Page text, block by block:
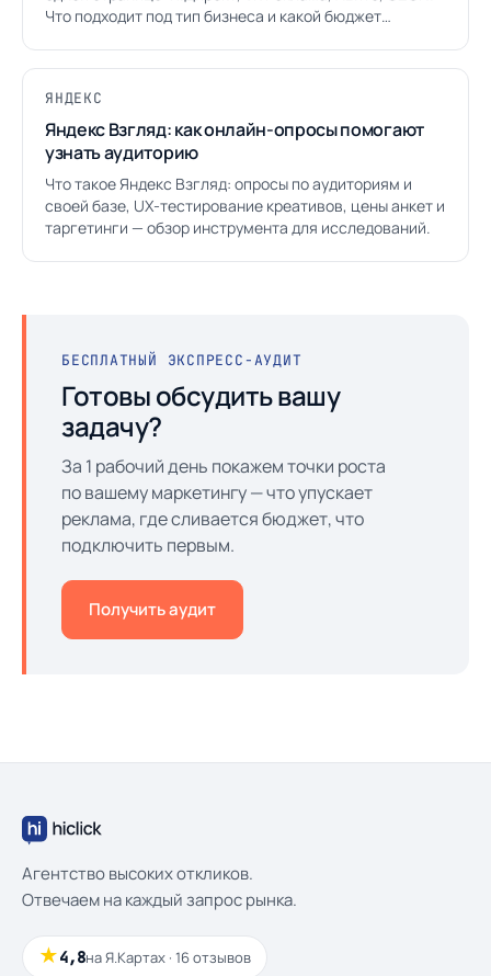
Что подходит под тип бизнеса и какой бюджет
ЯНДЕКС
Яндекс Взгляд: как онлайн-опросы помогают
узнать аудиторию
Что такое Яндекс Взгляд: опросы по аудиториям и
своей базе, UX-тестирование креативов, цены анкет и
таргетинги — обзор инструмента для исследований.
БЕСПЛАТНЫЙ ЭКСПРЕСС-АУДИТ
Готовы обсудить вашу
задачу?
За 1 рабочий день покажем точки роста
по вашему маркетингу — что упускает
реклама, где сливается бюджет, что
подключить первым.
Получить аудит
Агентство высоких откликов.
Отвечаем на каждый запрос рынка.
★4,8на Я.Картах · 16 отзывов